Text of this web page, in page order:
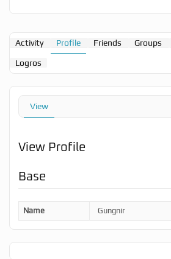
Activity Profile Friends Groups
Logros
View
View Profile
Base
Name Gungnir